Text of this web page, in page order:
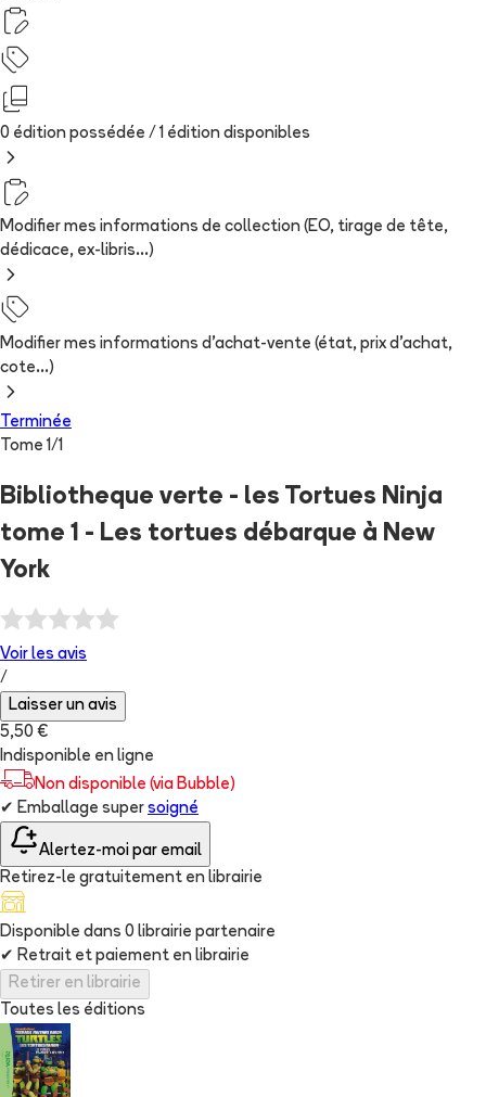
0 édition possédée / 1 édition disponibles
Modifier mes informations de collection (EO, tirage de tête,
dédicace, ex-libris...)
Modifier mes informations d'achat-vente (état, prix d'achat,
cote...)
Terminée
Tome 1/1
Bibliotheque verte - les Tortues Ninja
tome 1 - Les tortues débarque à New
York
Voir les avis
/
Laisser un avis
5,50 €
Indisponible en ligne
Non disponible (via Bubble)
✔ Emballage super soigné
Alertez-moi par email
Retirez-le gratuitement en librairie
Disponible dans 0 librairie partenaire
✔ Retrait et paiement en librairie
Retirer en librairie
Toutes les éditions